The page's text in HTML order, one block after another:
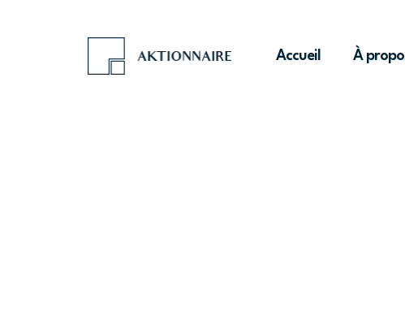
Accueil À